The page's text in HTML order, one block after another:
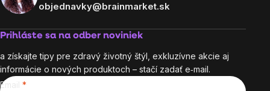
objednavky@brainmarket.sk
Prihláste sa na odber noviniek
a získajte tipy pre zdravý životný štýl, exkluzívne akcie aj
informácie o nových produktoch – stačí zadať e‑mail.
Email